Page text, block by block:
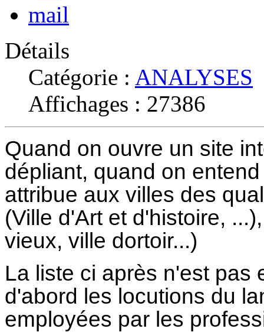
Détails
Catégorie : ANALYSES
Affichages : 27386
Quand on ouvre un site
dépliant, quand on
attribue aux villes des
(Ville d'Art et d'histoire,
vieux, ville dortoir...)
La liste ci après n'est pas
d'abord les locutions du
employées par les